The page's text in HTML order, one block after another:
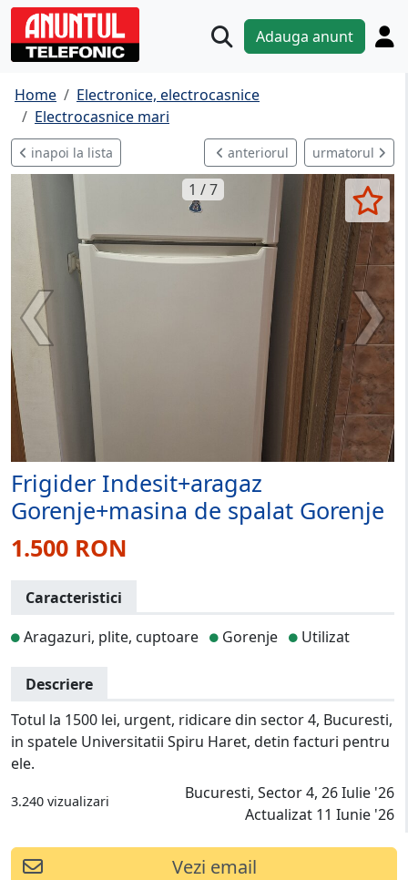
Adauga anunt
Home
Electronice, electrocasnice
Electrocasnice mari
inapoi la lista anteriorul urmatorul
1 / 7
Frigider Indesit+aragaz
Gorenje+masina de spalat Gorenje
1.500 RON
Caracteristici
Aragazuri, plite, cuptoare
Gorenje Utilizat
Descriere
Totul la 1500 lei, urgent, ridicare din sector 4, Bucuresti,
in spatele Universitatii Spiru Haret, detin facturi pentru
ele.
3.240 vizualizari
Bucuresti, Sector 4, 26 Iulie '26
Actualizat 11 Iunie '26
Vezi email